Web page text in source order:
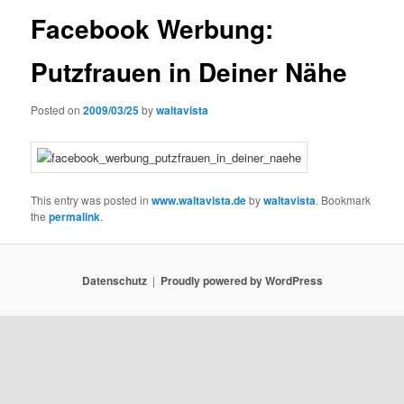
Facebook Werbung:
Putzfrauen in Deiner Nähe
Posted on2009/03/25bywaltavista
This entry was posted inwww.waltavista.debywaltavista. Bookmark
thepermalink.
Datenschutz Proudly powered by WordPress